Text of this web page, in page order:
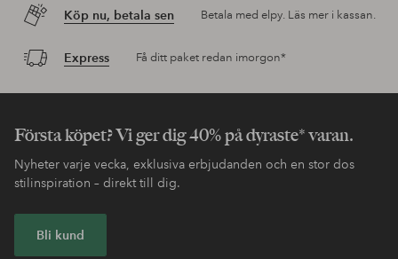
Köp nu, betala sen Betala med elpy. Läs mer i kassan.
Express Få ditt paket redan imorgon*
Första köpet? Vi ger dig 40% på dyraste* varan.
Nyheter varje vecka, exklusiva erbjudanden och en stor dos
stilinspiration – direkt till dig.
Bli kund